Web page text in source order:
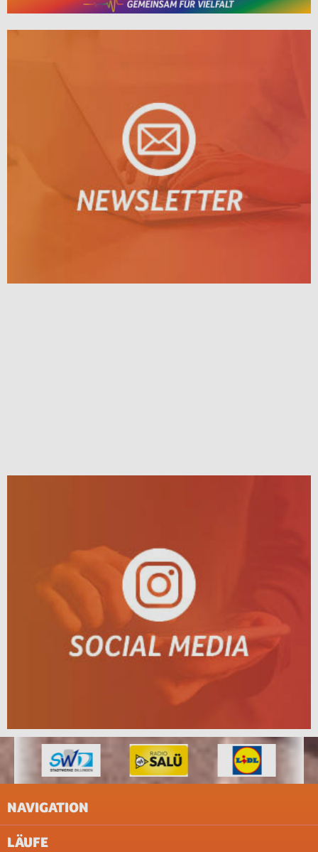
NAVIGATION
IMPRESSUM
LÄUFE